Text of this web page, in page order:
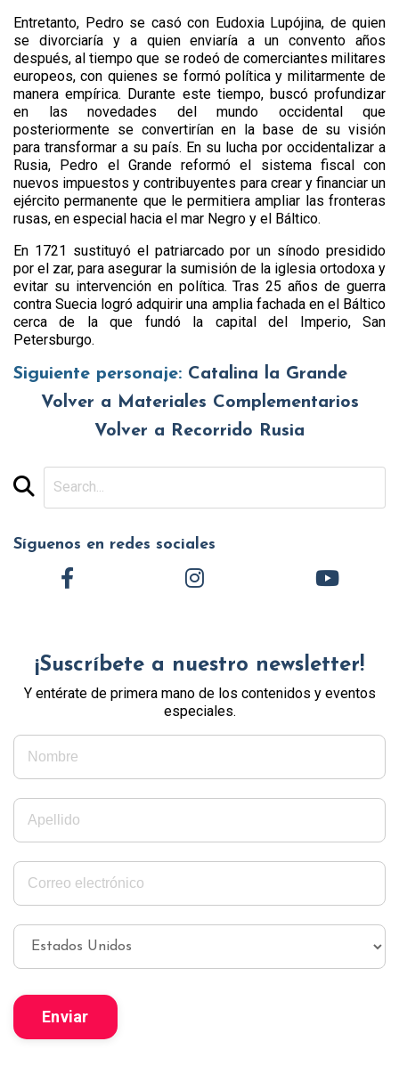
Entretanto, Pedro se casó con Eudoxia Lupójina, de quien
se divorciaría y a quien enviaría a un convento años
después, al tiempo que se rodeó de comerciantes militares
europeos, con quienes se formó política y militarmente de
manera empírica. Durante este tiempo, buscó profundizar
en las novedades del mundo occidental que
posteriormente se convertirían en la base de su visión
para transformar a su país. En su lucha por occidentalizar a
Rusia, Pedro el Grande reformó el sistema fiscal con
nuevos impuestos y contribuyentes para crear y financiar un
ejército permanente que le permitiera ampliar las fronteras
rusas, en especial hacia el mar Negro y el Báltico.
En 1721 sustituyó el patriarcado por un sínodo presidido
por el zar, para asegurar la sumisión de la iglesia ortodoxa y
evitar su intervención en política. Tras 25 años de guerra
contra Suecia logró adquirir una amplia fachada en el Báltico
cerca de la que fundó la capital del Imperio, San
Petersburgo.
Siguiente personaje: Catalina la Grande
Volver a Materiales Complementarios
Volver a Recorrido Rusia
Síguenos en redes sociales
¡Suscríbete a nuestro newsletter!
Y entérate de primera mano de los contenidos y eventos
especiales.
Enviar